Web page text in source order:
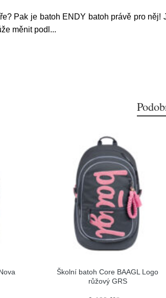
Pak je batoh ENDY batoh právě pro
měnit podl ...
Školní batoh Core BAAGL Logo
růžový GRS